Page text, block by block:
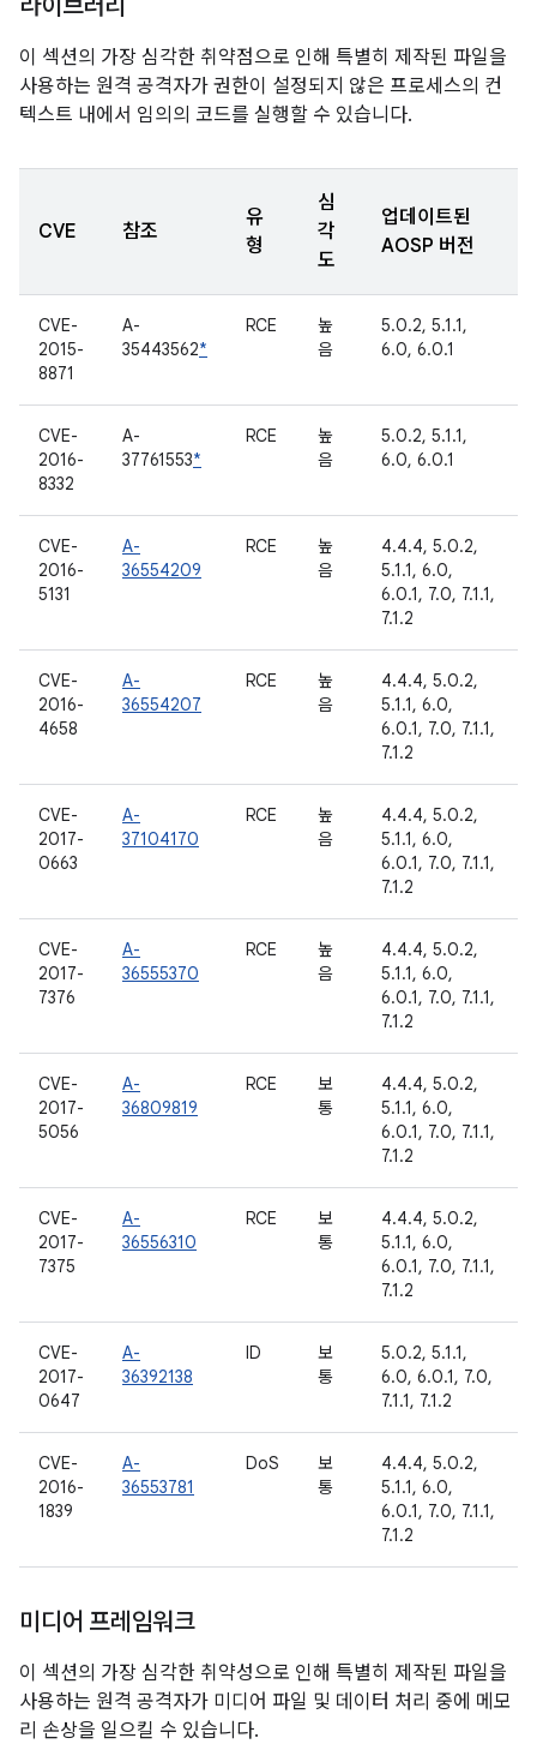
라이브러리
이 섹션의 가장 심각한 취약점으로 인해 특별히 제작된 파일을
사용하는 원격 공격자가 권한이 설정되지 않은 프로세스의 컨
텍스트 내에서 임의의 코드를 실행할 수 있습니다.
CVE 참조
유
형
심
각
도
업데이트된
AOSP 버전
CVE-
2015-
8871
A-
35443562*
RCE
높
음
5.0.2, 5.1.1,
6.0, 6.0.1
CVE-
2016-
8332
A-
37761553*
RCE
높
음
5.0.2, 5.1.1,
6.0, 6.0.1
CVE-
2016-
5131
A-
36554209
RCE
높
음
4.4.4, 5.0.2,
5.1.1, 6.0,
6.0.1, 7.0, 7.1.1,
7.1.2
CVE-
2016-
4658
A-
36554207
RCE
높
음
4.4.4, 5.0.2,
5.1.1, 6.0,
6.0.1, 7.0, 7.1.1,
7.1.2
CVE-
2017-
0663
A-
37104170
RCE
높
음
4.4.4, 5.0.2,
5.1.1, 6.0,
6.0.1, 7.0, 7.1.1,
7.1.2
CVE-
2017-
7376
A-
36555370
RCE
높
음
4.4.4, 5.0.2,
5.1.1, 6.0,
6.0.1, 7.0, 7.1.1,
7.1.2
CVE-
2017-
5056
A-
36809819
RCE
보
통
4.4.4, 5.0.2,
5.1.1, 6.0,
6.0.1, 7.0, 7.1.1,
7.1.2
CVE-
2017-
7375
A-
36556310
RCE
보
통
4.4.4, 5.0.2,
5.1.1, 6.0,
6.0.1, 7.0, 7.1.1,
7.1.2
CVE-
2017-
0647
A-
36392138
ID
보
통
5.0.2, 5.1.1,
6.0, 6.0.1, 7.0,
7.1.1, 7.1.2
CVE-
2016-
1839
A-
36553781
DoS
보
통
4.4.4, 5.0.2,
5.1.1, 6.0,
6.0.1, 7.0, 7.1.1,
7.1.2
미디어 프레임워크
이 섹션의 가장 심각한 취약성으로 인해 특별히 제작된 파일을
사용하는 원격 공격자가 미디어 파일 및 데이터 처리 중에 메모
리 손상을 일으킬 수 있습니다.